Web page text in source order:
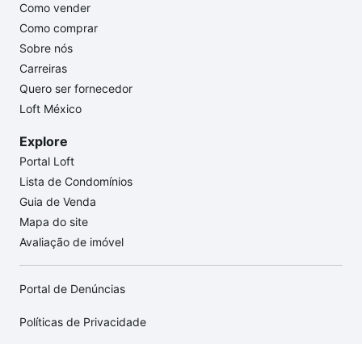
Como vender
Como comprar
Sobre nós
Carreiras
Quero ser fornecedor
Loft México
Explore
Portal Loft
Lista de Condomínios
Guia de Venda
Mapa do site
Avaliação de imóvel
Portal de Denúncias
Políticas de Privacidade